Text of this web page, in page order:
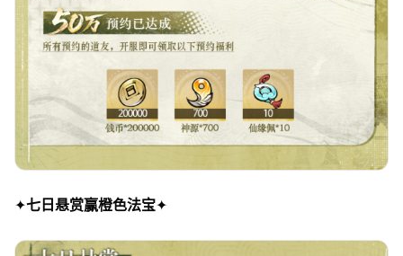
✦七日悬赏赢橙色法宝✦